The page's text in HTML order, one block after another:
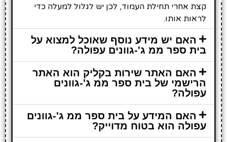
קצת אחרי תחילת העמוד, לכן יש לגלול למעלה כדי
לראות אותו.
האם יש מידע נוסף שאוכל למצוא על
בית ספר ממ ג'-גוונים עפולה?
האם האתר שירות בקליק הוא האתר
הרישמי של בית ספר ממ ג'-גוונים
עפולה?
האם המידע על בית ספר ממ ג'-גוונים
עפולה הוא בטוח מדוייק?